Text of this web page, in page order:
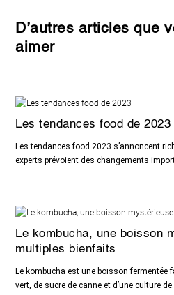
D’autres articles que
aimer
Les tendances food de 2023
Les tendances food 2023 s’annoncent
experts prévoient des changements
Le kombucha, une boisson
multiples bienfaits
Le kombucha est une boisson fermentée
vert, de sucre de canne et d’une culture